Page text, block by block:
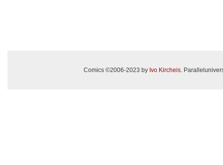
Comics ©2006-2023 by Ivo Kircheis.